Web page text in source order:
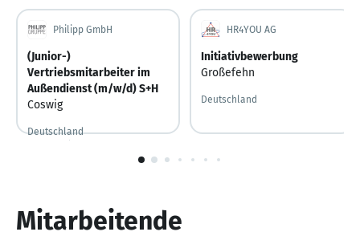
Philipp GmbH
(Junior-)
Vertriebsmitarbeiter im
Außendienst (m/w/d) S+H
Coswig
Deutschland
HR4YOU AG
Initiativbewerbung
Großefehn
Deutschland
1
Mitarbeitende